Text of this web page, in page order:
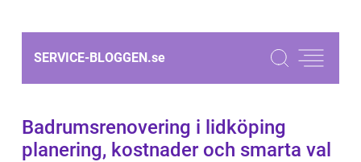
SERVICE-BLOGGEN.se
Badrumsrenovering i lidköping
planering, kostnader och smarta val